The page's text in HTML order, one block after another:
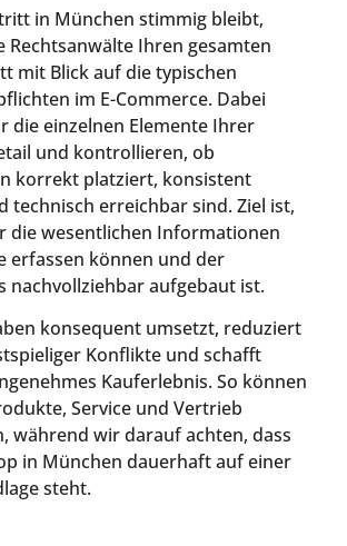
in München stimmig bleibt,
Rechtsanwälte Ihren gesamten
mit Blick auf die typischen
im E-Commerce. Dabei
die einzelnen Elemente Ihrer
und kontrollieren, ob
korrekt platziert, konsistent
technisch erreichbar sind. Ziel ist,
die wesentlichen Informationen
erfassen können und der
nachvollziehbar aufgebaut ist.
konsequent umsetzt, reduziert
Konflikte und schafft
Kauferlebnis. So können
Service und Vertrieb
während wir darauf achten, dass
in München dauerhaft auf einer
steht.